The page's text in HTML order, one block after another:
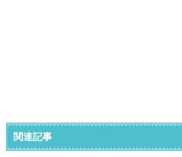
関連記事